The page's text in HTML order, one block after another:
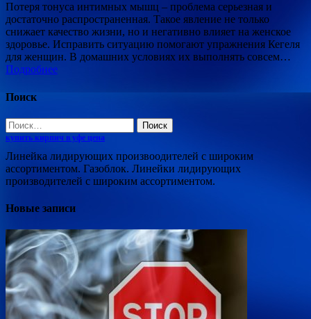
Потеря тонуса интимных мышц – проблема серьезная и
достаточно распространенная. Такое явление не только
снижает качество жизни, но и негативно влияет на женское
здоровье. Исправить ситуацию помогают упражнения Кегеля
для женщин. В домашних условиях их выполнять совсем…
Подробнее
Поиск
Найти:
купить кирпич в уфе цена
Линейка лидирующих произвоодителей с широким
ассортиментом. Газоблок. Линейки лидирующих
производителей с широким ассортиментом.
Новые записи